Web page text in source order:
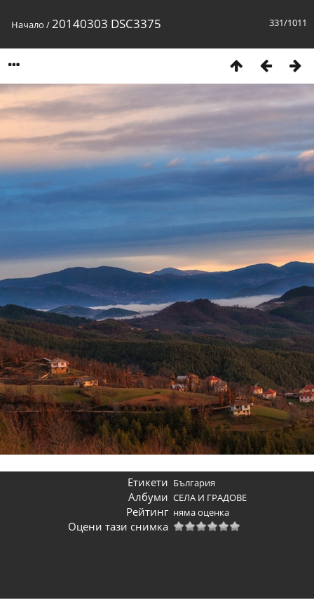
331/1011
Начало /20140303 DSC3375
Етикети България
Албуми СЕЛА И ГРАДОВЕ
Рейтинг няма оценка
Оцени тази снимка